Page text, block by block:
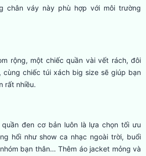
chân váy này phù hợp với môi trường
rộng, một chiếc quần vài vết rách, đôi
chiếc túi xách big size sẽ giúp bạn
rất nhiều.
đen cơ bản luôn là lựa chọn tối ưu
hổi như show ca nhạc ngoài trời, buổi
bạn thân… Thêm áo jacket mỏng và